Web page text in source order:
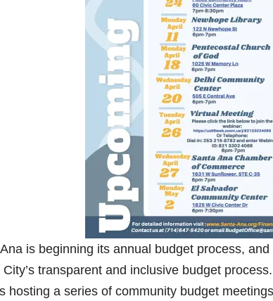
is beginning its annual budget process,
transparent and inclusive budget
hosting a series of community budget